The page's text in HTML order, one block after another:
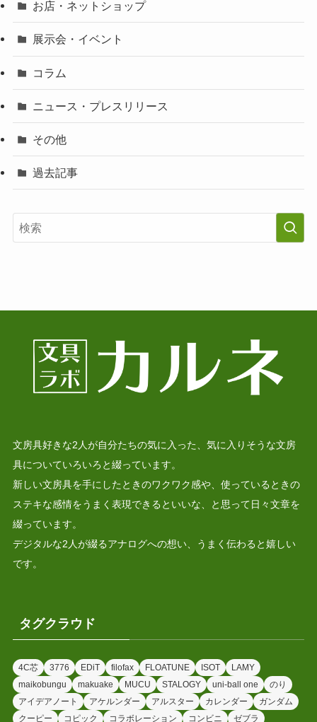
お店・ネットショップ
展示会・イベント
コラム
ニュース・プレスリリース
その他
過去記事
文房具好きな2人が自分たちの気に入った、気に入りそうな文房
具についていろいろと綴っています。
新しい文房具を手にしたときのワクワク感や、使っているときの
ステキな感情をうまく表現できるといいな、と思って日々文章を
綴っています。
デジタルな2人が綴るアナログへの想い、うまく伝わると嬉しい
です。
タグクラウド
4C芯 3776 EDiT filofax FLOATUNE ISOT
LAMY
maikobungu
makuake MUCU STALOGY uni-ball one
のり
アイデアノート
アケルンダー アルスター カレンダー
ガンダム
クーピー
コピック コラボレーション コンビニ ゼブラ